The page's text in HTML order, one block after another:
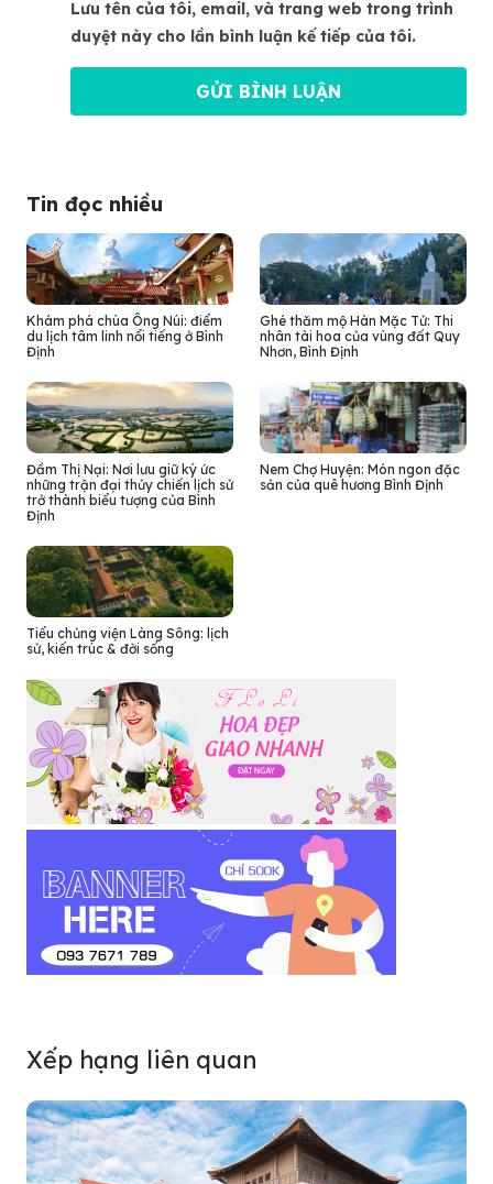
Lưu tên của tôi, email, và trang web trong trình
duyệt này cho lần bình luận kế tiếp của tôi.
Tin đọc nhiều
Khám phá chùa Ông Núi: điểm
du lịch tâm linh nổi tiếng ở Bình
Định
Ghé thăm mộ Hàn Mặc Tử: Thi
nhân tài hoa của vùng đất Quy
Nhơn, Bình Định
Đầm Thị Nại: Nơi lưu giữ ký ức
những trận đại thủy chiến lịch sử
trở thành biểu tượng của Bình
Định
Nem Chợ Huyện: Món ngon đặc
sản của quê hương Bình Định
Tiểu chủng viện Làng Sông: lịch
sử, kiến trúc & đời sống
Xếp hạng liên quan